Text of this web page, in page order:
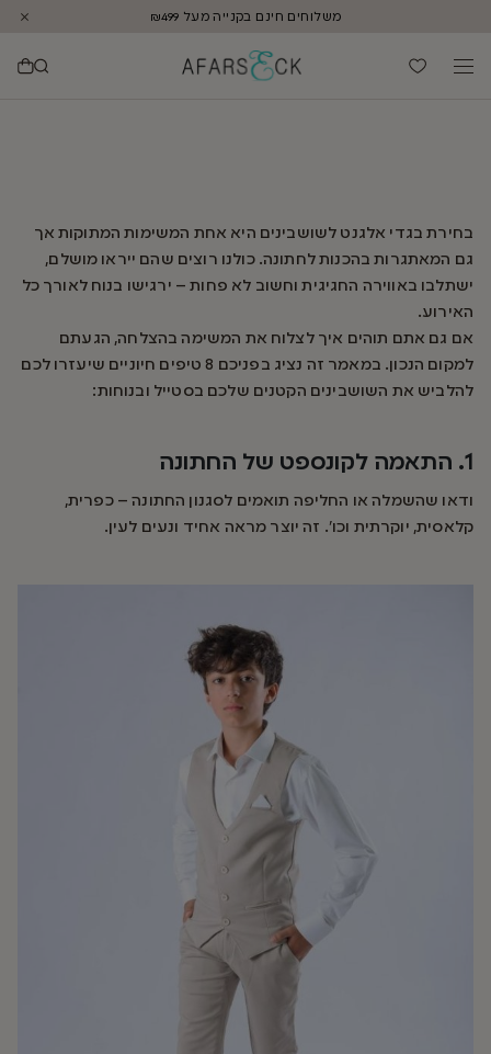
משלוחים חינם בקנייה מעל ₪499
בחירת בגדי אלגנט לשושבינים היא אחת המשימות המתוקות אך
גם המאתגרות בהכנות לחתונה. כולנו רוצים שהם ייראו מושלם,
ישתלבו באווירה החגיגית וחשוב לא פחות – ירגישו בנוח לאורך כל
האירוע.
אם גם אתם תוהים איך לצלוח את המשימה בהצלחה, הגעתם
למקום הנכון. במאמר זה נציג בפניכם 8 טיפים חיוניים שיעזרו לכם
להלביש את השושבינים הקטנים שלכם בסטייל ובנוחות:
1. התאמה לקונספט של החתונה
ודאו שהשמלה או החליפה תואמים לסגנון החתונה – כפרית,
קלאסית, יוקרתית וכו’. זה יוצר מראה אחיד ונעים לעין.